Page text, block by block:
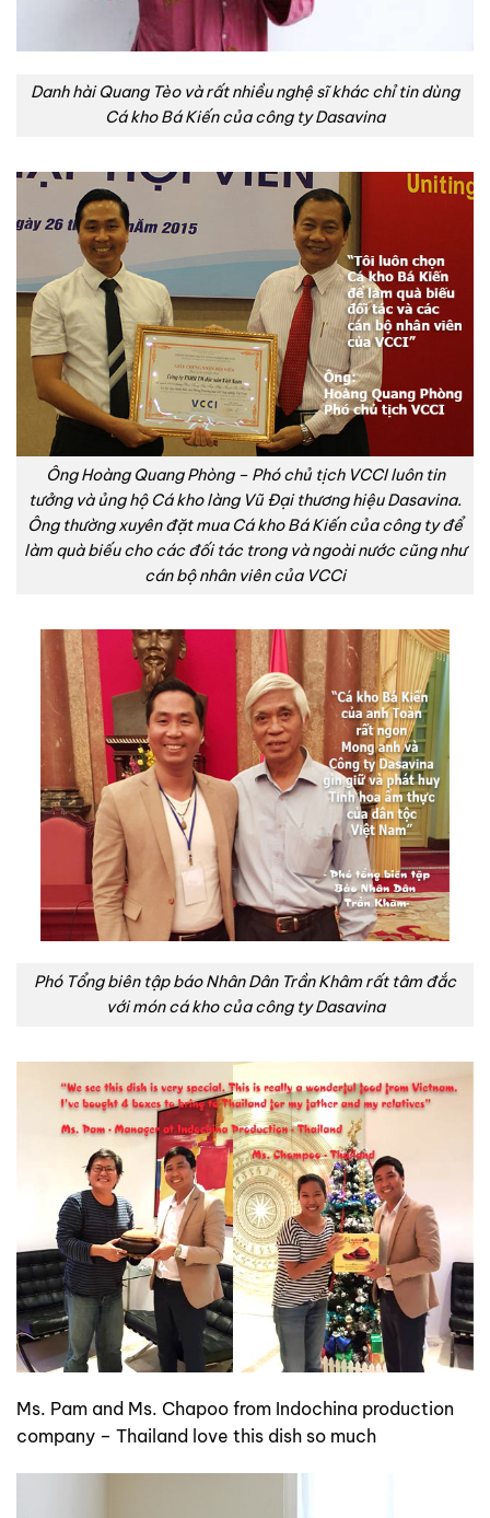
Danh hài Quang Tèo và rất nhiều nghệ sĩ khác chỉ tin dùng
Cá kho Bá Kiến của công ty Dasavina
Ông Hoàng Quang Phòng – Phó chủ tịch VCCI luôn tin
tưởng và ủng hộ Cá kho làng Vũ Đại thương hiệu Dasavina.
Ông thường xuyên đặt mua Cá kho Bá Kiến của công ty để
làm quà biếu cho các đối tác trong và ngoài nước cũng như
cán bộ nhân viên của VCCi
Phó Tổng biên tập báo Nhân Dân Trần Khâm rất tâm đắc
với món cá kho của công ty Dasavina
Ms. Pam and Ms. Chapoo from Indochina production
company – Thailand love this dish so much